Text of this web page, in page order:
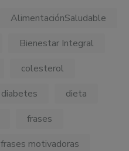
AlimentaciónSaludable
Bienestar Integral
colesterol
diabetes
dieta
frases
frases motivadoras